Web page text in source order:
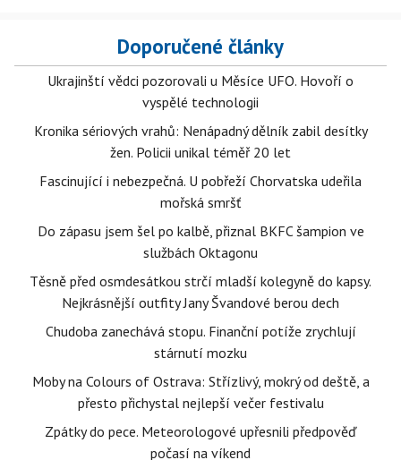
Doporučené články
Ukrajinští vědci pozorovali u Měsíce UFO. Hovoří o
vyspělé technologii
Kronika sériových vrahů: Nenápadný dělník zabil desítky
žen. Policii unikal téměř 20 let
Fascinující i nebezpečná. U pobřeží Chorvatska udeřila
mořská smršť
Do zápasu jsem šel po kalbě, přiznal BKFC šampion ve
službách Oktagonu
Těsně před osmdesátkou strčí mladší kolegyně do kapsy.
Nejkrásnější outfity Jany Švandové berou dech
Chudoba zanechává stopu. Finanční potíže zrychlují
stárnutí mozku
Moby na Colours of Ostrava: Střízlivý, mokrý od deště, a
přesto přichystal nejlepší večer festivalu
Zpátky do pece. Meteorologové upřesnili předpověď
počasí na víkend